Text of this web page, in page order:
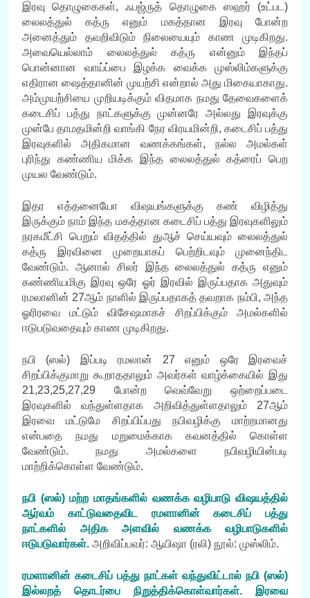
இரவு தொழுகைகள், ஃபஜ்ருத் தொழுகை ஸஹர் (உட்பட)
லைலத்துல் கத்ரு எனும் மகத்தான இரவு போன்ற
அனைத்தும் தவறிவிடும் நிலையையும் காண முடிகிறது.
அவையெல்லாம் லைலத்துல் கத்ரு என்னும் இந்தப்
பொன்னான வாய்ப்பை இழக்க வைக்க முஸ்லிம்களுக்கு
எதிரான ஷைத்தானின் முயற்சி என்றால் அது மிகையாகாது.
அம்முயற்சியை முறியடிக்கும் விதமாக நமது தேவைகளைக்
கடைசிப் பத்து நாட்களுக்கு முன்னரே அல்லது இரவுக்கு
முன்பே தாமதமின்றி வாங்கி நேர விரயமின்றி, கடைசிப் பத்து
இரவுகளில் அதிகமான வணக்கங்கள், நல்ல அமல்கள்
புரிந்து கண்ணிய மிக்க இந்த லைலத்துல் கத்ரைப் பெற
முயல வேண்டும்.
இதர எத்தனையோ விஷயங்களுக்கு கண் விழித்து
இருக்கும் நாம் இந்த மகத்தான கடைசிப் பத்து இரவுகளிலும்
நரகமீட்சி பெறும் விதத்தில் துஆச் செய்யவும் லைலத்துல்
கத்ரு இரவினை முறையாகப் பெற்றிடவும் முனைந்திட
வேண்டும். ஆனால் சிலர் இந்த லைலத்துல் கத்ரு எனும்
கண்ணியமிகு இரவு ஒரே ஓர் இரவில் இருப்பதாக அதுவும்
ரமலானின் 27ஆம் நாளில் இருப்பதாகத் தவறாக நம்பி, அந்த
ஓரிரவை மட்டும் விசேஷமாகச் சிறப்பிக்கும் அமல்களில்
ஈடுபடுவதையும் காண முடிகிறது.
நபி (ஸல்) இப்படி ரமலான் 27 எனும் ஒரே இரவைச்
சிறப்பிக்குமாறு கூறாததாலும் அவர்கள் வாழ்க்கையில் இது
21,23,25,27,29 போன்ற வெவ்வேறு ஒற்றைப்படை
இரவுகளில் வந்துள்ளதாக அறிவித்துள்ளதாலும் 27ஆம்
இரவை மட்டுமே சிறப்பிப்பது நபிவழிக்கு மாற்றமானது
என்பதை நமது மறுமைக்காக கவனத்தில் கொள்ள
வேண்டும். நமது அமல்களை நபிவழியின்படி
மாற்றிக்கொள்ள வேண்டும்.
நபி (ஸல்) மற்ற மாதங்களில் வணக்க வழிபாடு விஷயத்தில்
ஆர்வம் காட்டுவதைவிட ரமளானின் கடைசிப் பத்து
நாட்களில் அதிக அளவில் வணக்க வழிபாடுகளில்
ஈடுபடுவார்கள். அறிவிப்பவர்: ஆயிஷா (ரலி) நூல்: முஸ்லிம்.
ரமளானின் கடைசிப் பத்து நாட்கள் வந்துவிட்டால் நபி (ஸல்)
இல்லறத் தொடர்பை நிறுத்திக்கொள்வார்கள். இரவை